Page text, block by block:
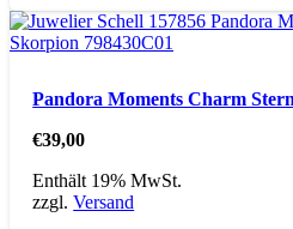
Pandora Moments Charm
€39,00
Enthält 19% MwSt.
zzgl.Versand